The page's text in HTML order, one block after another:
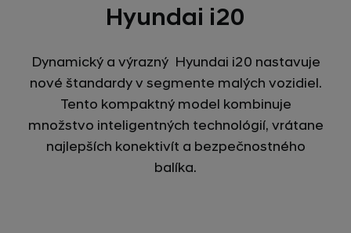
Hyundai i20
Dynamický a výrazný Hyundai i20 nastavuje
nové štandardy v segmente malých vozidiel.
Tento kompaktný model kombinuje
množstvo inteligentných technológií, vrátane
najlepších konektivít a bezpečnostného
balíka.